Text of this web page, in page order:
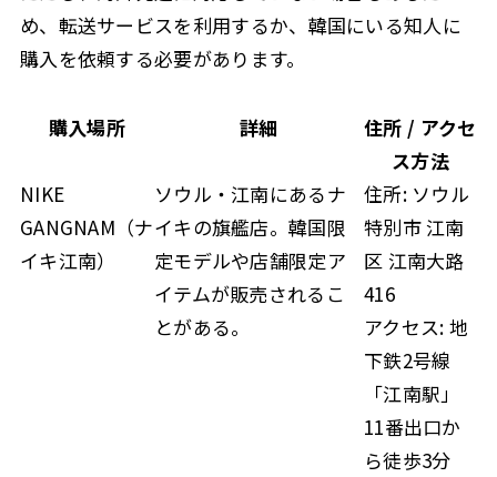
め、転送サービスを利用するか、韓国にいる知人に
購入を依頼する必要があります。
購入場所 詳細
住所 / アクセ
ス方法
NIKE
GANGNAM（ナ
イキ江南）
ソウル・江南にあるナ
イキの旗艦店。韓国限
定モデルや店舗限定ア
イテムが販売されるこ
とがある。
住所: ソウル
特別市 江南
区 江南大路
416
アクセス: 地
下鉄2号線
「江南駅」
11番出口か
ら徒歩3分